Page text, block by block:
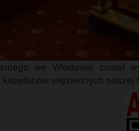
we Włodawie został
więziennych naszej